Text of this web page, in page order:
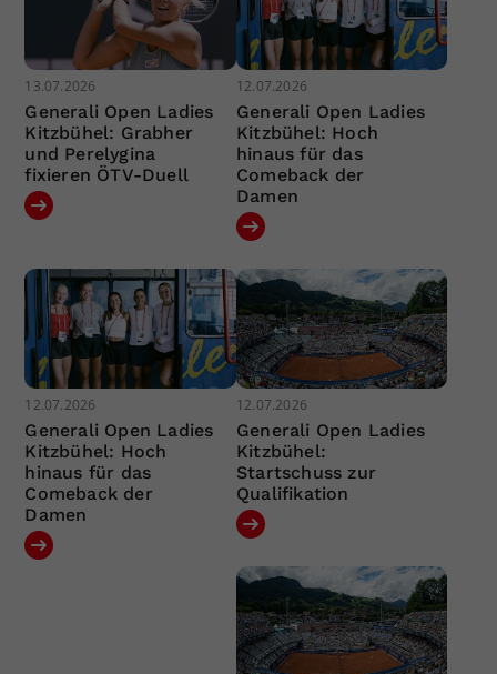
13.07.2026
Generali Open Ladies
Kitzbühel: Grabher
und Perelygina
fixieren ÖTV-Duell
12.07.2026
Generali Open Ladies
Kitzbühel: Hoch
hinaus für das
Comeback der
Damen
12.07.2026
Generali Open Ladies
Kitzbühel: Hoch
hinaus für das
Comeback der
Damen
12.07.2026
Generali Open Ladies
Kitzbühel:
Startschuss zur
Qualifikation